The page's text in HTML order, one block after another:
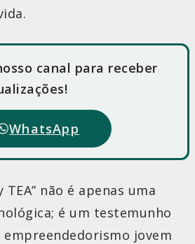
canal para receber
WhatsApp
não é apenas uma
é um testemunho
jovem